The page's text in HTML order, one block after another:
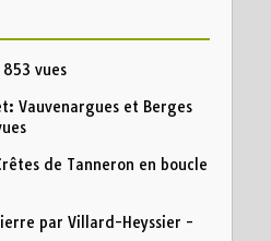
vues
Vauvenargues et Berges
de Tanneron en boucle
par Villard-Heyssier -